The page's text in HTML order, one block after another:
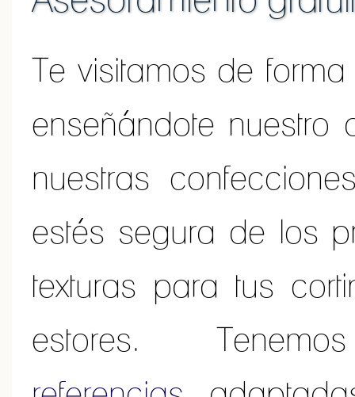
Te visitamos de
enseñándote nuestro
nuestras
estés segura de los
texturas para tus
estores.